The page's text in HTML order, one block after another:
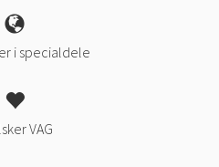
i specialdele
VAG